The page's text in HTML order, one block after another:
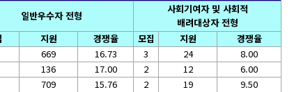
일반우수자 전형
사회기여자 및 사회적
배려대상자 전형
지원 경쟁율 모집 지원
경쟁율
669 16.73 3 24
8.00
136 17.00 2 12
6.00
709 15.76 2 19
9.50